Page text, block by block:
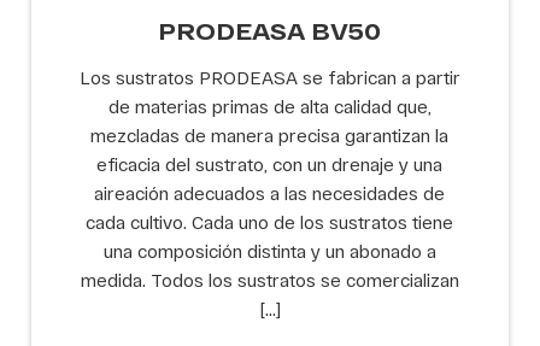
PRODEASA BV50
Los sustratos PRODEASA se fabrican a partir
de materias primas de alta calidad que,
mezcladas de manera precisa garantizan la
eficacia del sustrato, con un drenaje y una
aireación adecuados a las necesidades de
cada cultivo. Cada uno de los sustratos tiene
una composición distinta y un abonado a
medida. Todos los sustratos se comercializan
[…]